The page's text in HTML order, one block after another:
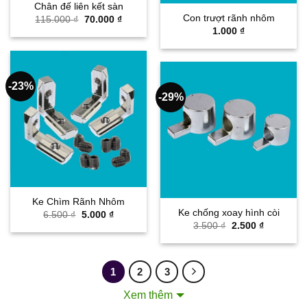
Chân đế liên kết sàn
115.000₫ Giá
là:
70.000 ₫Giá
tại
70.000 ₫.
Con trượt rãnh nhôm
1.000 ₫
-23%
Ke Chìm Rãnh Nhôm
6.500₫ Giá
là:
5.000 ₫Giá
tại
-29%
Ke chống xoay hình còi
3.500₫ Giá
là:
2.500 ₫Giá
tại
1 2 3
Phụ kiện nhôm định hìnhlà cấu kiện không thể thiếu cho
Xem thêm